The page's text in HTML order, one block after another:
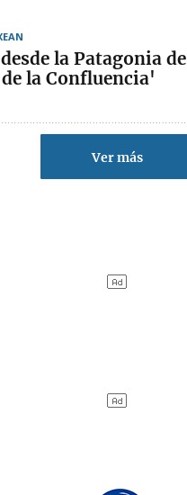
la Patagonia de
la Confluencia'
Ver más